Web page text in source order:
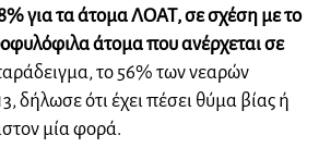
για τα άτομα ΛΟΑΤ, σε σχέση με το
άτομα που ανέρχεται σε
το 56% των νεαρών
δήλωσε ότι έχει πέσει θύμα βίας ή
μία φορά.